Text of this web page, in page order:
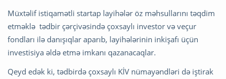
Müxtəlif istiqamətli startap layihələr öz məhsullarını təqdim
etməklə tədbir çərçivəsində çoxsaylı investor və veçur
fondları ilə danışıqlar aparıb, layihələrinin inkişafı üçün
investisiya əldə etmə imkanı qazanacaqlar.
Qeyd edək ki, tədbirdə çoxsaylı KİV nümayəndləri də iştirak